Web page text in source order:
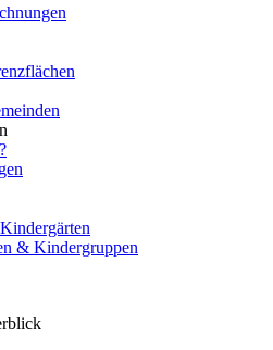
& Kindergruppen